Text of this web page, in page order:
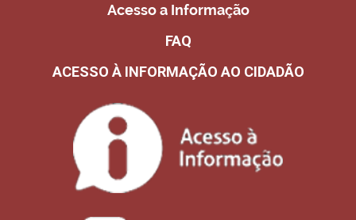
Acesso a Informação
FAQ
ACESSO À INFORMAÇÃO AO CIDADÃO